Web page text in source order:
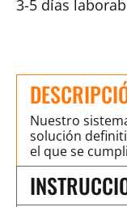
3-5 días
Nuestro
solución
el que se